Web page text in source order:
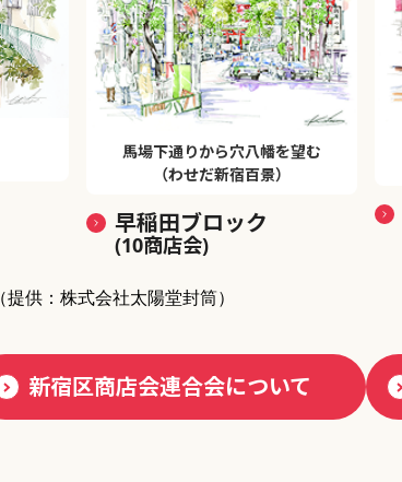
馬場下通りから穴八幡を望む
（わせだ新宿百景）
早稲田ブロック
(10商店会)
（提供：株式会社太陽堂封筒）
新宿区商店会連合会について